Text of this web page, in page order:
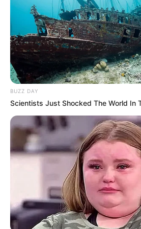
Sigurisht, shumë emocione do të
ndoshta edhe ndonjë hutim. Pasi, të
djemve të mi, sepse janë djemtë e
që janë thërritur tani së shpejti, por
nga unë. Pra, do të jetë emocion i
tifoz i kombëtares së Shqipërisë,
Le të ndalemi te një çështje që ka
polemika. Sokol Cikalleshi, që për
tekniko-taktik, ka qenë tepër i
domosdoshëm në disa raste,
Panuçi pasi shkeli rregulloren?
Mund të më thoni faktet reale, pasi
Praktikisht, kërkoi leje për të
grumbullim, sepse do të firmoste
Panuçi nuk e pranoi këtë dhe
s’do të paraqitej në orar në
edhe të mos vinte, ashtu sikurse
mendoni?
BUZZ DAY
Scientists Just Shocked The World In